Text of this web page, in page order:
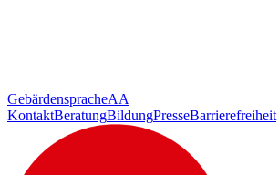
GebärdenspracheAA
KontaktBeratungBildungPresseBarrierefreiheit